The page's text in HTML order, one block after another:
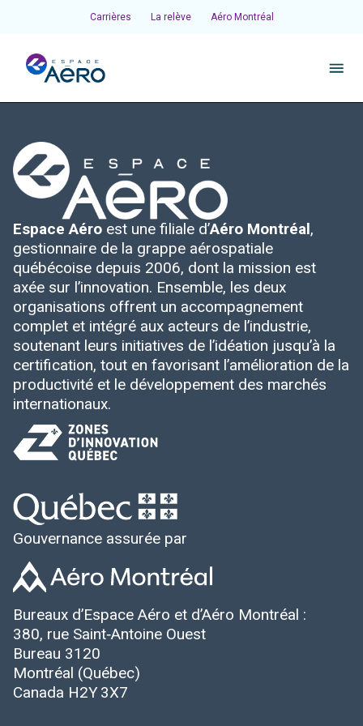
Carrières La relève Aéro Montréal
Pôles et chantiers
Initiatives
Écosystème
Publications et événements
Espace Aéro est une filiale d’Aéro Montréal,
gestionnaire de la grappe aérospatiale
québécoise depuis 2006, dont la mission est
axée sur l’innovation. Ensemble, les deux
organisations offrent un accompagnement
complet et intégré aux acteurs de l’industrie,
soutenant leurs initiatives de l’idéation jusqu’à la
certification, tout en favorisant l’amélioration de la
productivité et le développement des marchés
internationaux.
Gouvernance assurée par
Bureaux d’Espace Aéro et d’Aéro Montréal :
380, rue Saint‑Antoine Ouest
Bureau 3120
Montréal (Québec)
Canada H2Y 3X7